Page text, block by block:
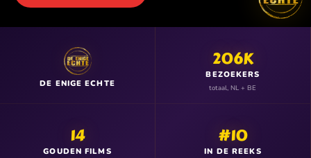
DE ENIGE ECHTE
206K
BEZOEKERS
totaal, NL + BE
14
GOUDEN FILMS
#10
IN DE REEKS